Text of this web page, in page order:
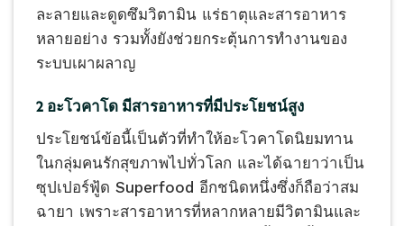
ละลายและดูดซึมวิตามิน แร่ธาตุและสารอาหาร
หลายอย่าง รวมทั้งยังช่วยกระตุ้นการทำงานของ
ระบบเผาผลาญ
2 อะโวคาโด มีสารอาหารที่มีประโยชน์สูง
ประโยชน์ข้อนี้เป็นตัวที่ทำให้อะโวคาโดนิยมทาน
ในกลุ่มคนรักสุขภาพไปทั่วโลก และได้ฉายาว่าเป็น
ซุปเปอร์ฟู้ด Superfood อีกชนิดหนึ่งซึ่งก็ถือว่าสม
ฉายา เพราะสารอาหารที่หลากหลายมีวิตามินและ